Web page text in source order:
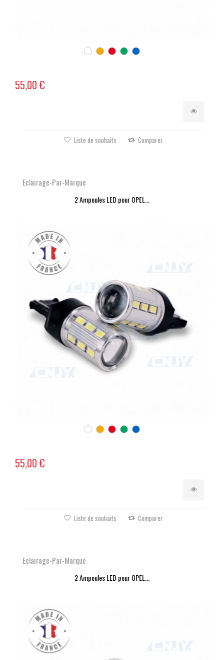
55,00 €
Liste de souhaits Comparer
Eclairage-Par-Marque
2 Ampoules LED pour OPEL...
55,00 €
Liste de souhaits Comparer
Eclairage-Par-Marque
2 Ampoules LED pour OPEL...